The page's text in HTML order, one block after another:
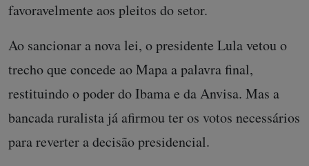
favoravelmente aos pleitos do setor.
Ao sancionar a nova lei, o presidente Lula vetou o
trecho que concede ao Mapa a palavra final,
restituindo o poder do Ibama e da Anvisa. Mas a
bancada ruralista já afirmou ter os votos necessários
para reverter a decisão presidencial.